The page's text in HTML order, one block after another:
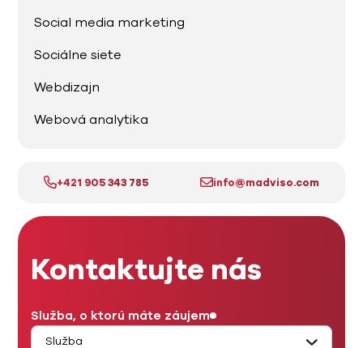
Social media marketing
Sociálne siete
Webdizajn
Webová analytika
+421 905 343 785 info@madviso.com
Kontaktujte nás
Služba, o ktorú máte záujem